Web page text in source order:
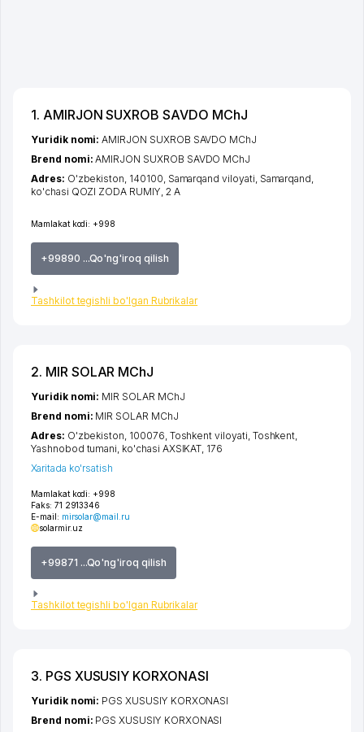
1. AMIRJON SUXROB SAVDO MChJ
Mamlakat kodi: +998
+99890 ...Qo'ng'iroq qilish
Tashkilot tegishli bo'lgan Rubrikalar
Yuridik nomi:AMIRJON SUXROB SAVDO MChJ
Brend nomi:AMIRJON SUXROB SAVDO MChJ
Adres: O'zbekiston, 140100, Samarqand viloyati, Samarqand,
ko'chasi QOZI ZODA RUMIY, 2 А
2. MIR SOLAR MChJ
Mamlakat kodi: +998
Faks: 71 2913346
E-mail: mirsolar@mail.ru
solarmir.uz
+99871 ...Qo'ng'iroq qilish
Tashkilot tegishli bo'lgan Rubrikalar
Yuridik nomi: MIR SOLAR MChJ
Brend nomi: MIR SOLAR MChJ
Adres: O'zbekiston, 100076, Toshkent viloyati, Toshkent,
Yashnobod tumani, ko'chasi AXSIKAT, 176
Xaritada ko'rsatish
3. PGS XUSUSIY KORXONASI
Yuridik nomi: PGS XUSUSIY KORXONASI
Brend nomi: PGS XUSUSIY KORXONASI